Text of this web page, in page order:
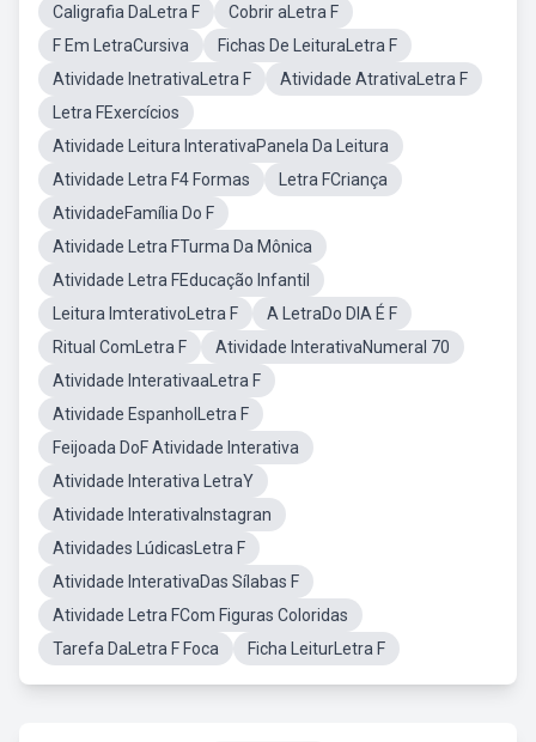
Caligrafia DaLetra F
Cobrir aLetra F
F Em LetraCursiva
Fichas De LeituraLetra F
Atividade InetrativaLetra F
Atividade AtrativaLetra F
Letra FExercícios
Atividade Leitura InterativaPanela Da Leitura
Atividade Letra F4 Formas
Letra FCriança
AtividadeFamília Do F
Atividade Letra FTurma Da Mônica
Atividade Letra FEducação Infantil
Leitura ImterativoLetra F
A LetraDo DIA É F
Ritual ComLetra F
Atividade InterativaNumeral 70
Atividade InterativaaLetra F
Atividade EspanholLetra F
Feijoada DoF Atividade Interativa
Atividade Interativa LetraY
Atividade InterativaInstagran
Atividades LúdicasLetra F
Atividade InterativaDas Sílabas F
Atividade Letra FCom Figuras Coloridas
Tarefa DaLetra F Foca
Ficha LeiturLetra F